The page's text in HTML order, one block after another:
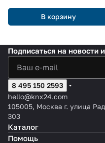
В корзину
Подписаться на новости
8 495 150 2593
hello@knx24.com
105005, Москва г. улица
303
Каталог
Помощь